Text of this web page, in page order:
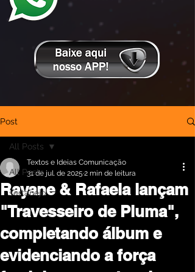
Post
All Posts
sertanejo
All Posts
Rayane & Rafaela lançam
"Travesseiro de Pluma",
completando álbum e
evidenciando a força
Textos e Ideias Comunicação
31 de jul. de 2025 2 min de leitura